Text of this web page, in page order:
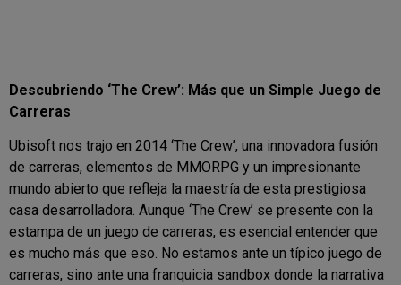
Descubriendo ‘The Crew’: Más que un Simple Juego de
Carreras
Ubisoft nos trajo en 2014 ‘The Crew’, una innovadora fusión
de carreras, elementos de MMORPG y un impresionante
mundo abierto que refleja la maestría de esta prestigiosa
casa desarrolladora. Aunque ‘The Crew’ se presente con la
estampa de un juego de carreras, es esencial entender que
es mucho más que eso. No estamos ante un típico juego de
carreras, sino ante una franquicia sandbox donde la narrativa